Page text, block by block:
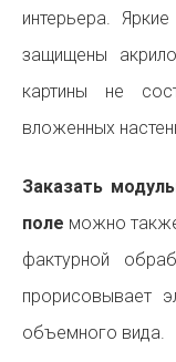
интерьера.
защищены
картины не
вложенных
Заказать
поле можно
фактурной
прорисовывает
объемного вида.